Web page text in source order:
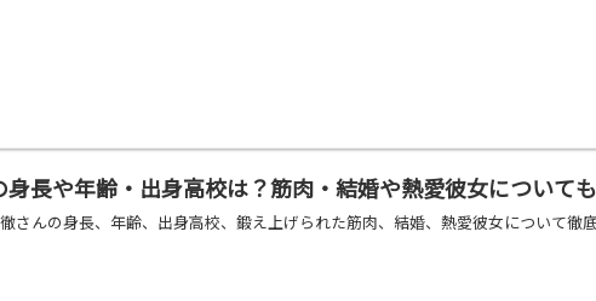
身長や年齢・出身高校は？筋肉・結婚や熱愛彼女についても
さんの身長、年齢、出身高校、鍛え上げられた筋肉、結婚、熱愛彼女について徹